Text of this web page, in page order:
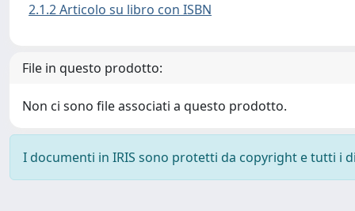
2.1.2 Articolo su libro con ISBN
File in questo prodotto:
Non ci sono file associati a questo prodotto.
I documenti in IRIS sono protetti da copyright e tutti i